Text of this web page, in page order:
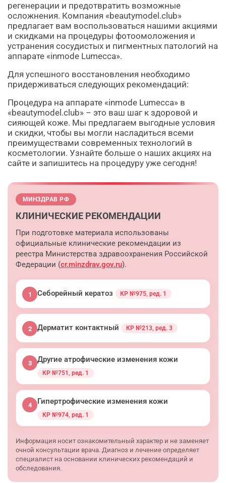
регенерации и предотвратить возможные
осложнения. Компания «beautymodel.club»
предлагает вам воспользоваться нашими акциями
и скидками на процедуры фотоомоложения и
устранения сосудистых и пигментных патологий на
аппарате «inmode Lumecca».
Для успешного восстановления необходимо
придерживаться следующих рекомендаций:
Процедура на аппарате «inmode Lumecca» в
«beautymodel.club» – это ваш шаг к здоровой и
сияющей коже. Мы предлагаем выгодные условия
и скидки, чтобы вы могли насладиться всеми
преимуществами современных технологий в
косметологии. Узнайте больше о наших акциях на
сайте и запишитесь на процедуру уже сегодня!
МИНЗДРАВ РФ
КЛИНИЧЕСКИЕ РЕКОМЕНДАЦИИ
При подготовке материала использованы
официальные клинические рекомендации из
реестра Министерства здравоохранения Российской
Федерации (cr.minzdrav.gov.ru).
1 Себорейный кератоз КР №975, ред. 1
2 Дерматит контактный КР №213, ред. 3
3 Другие атрофические изменения кожи
КР №751, ред. 1
4 Гипертрофические изменения кожи
КР №974, ред. 1
Информация носит ознакомительный характер и не заменяет
очной консультации врача. Диагноз и лечение определяет
специалист на основании клинических рекомендаций и
обследования.